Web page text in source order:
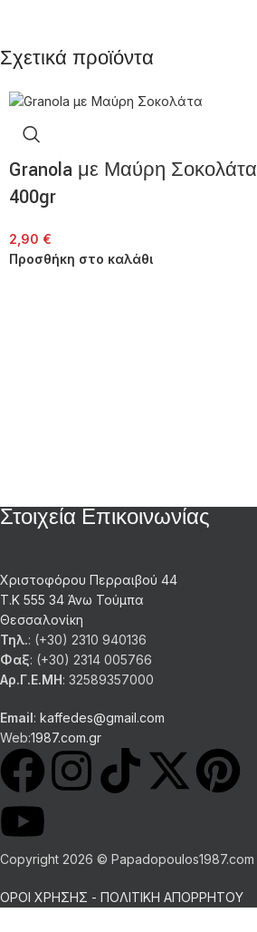
Σχετικά προϊόντα
Granola με Μαύρη Σοκολάτα
400gr
2,90 €
Προσθήκη στο καλάθι
Στοιχεία Επικοινωνίας
Χριστοφόρου Περραιβού 44
Τ.Κ 555 34 Άνω Τούμπα
Θεσσαλονίκη
Τηλ.: (+30) 2310 940136
Φαξ: (+30) 2314 005766
Αρ.Γ.Ε.ΜΗ: 32589357000
Email: kaffedes@gmail.com
Web:1987.com.gr
Copyright 2026 © Papadopoulos1987.com
ΟΡΟΙ ΧΡΗΣΗΣ - ΠΟΛΙΤΙΚΗ ΑΠΟΡΡΗΤΟΥ